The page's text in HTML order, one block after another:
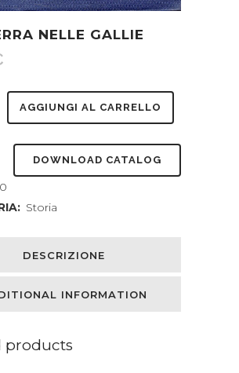
NELLE GALLIE
AGGIUNGI AL CARRELLO
DOWNLOAD CATALOG
Storia
DESCRIZIONE
INFORMATION
products